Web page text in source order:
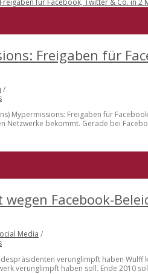
Freigaben für
/
Mypermissions: Freigaben für
Netzwerke bekommt. Gerade bei
Facebook-
Media /
verunglimpft haben Wulff
verunglimpft haben soll. Ende 2010